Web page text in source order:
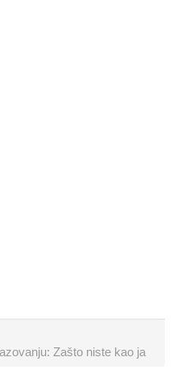
Zašto niste kao ja